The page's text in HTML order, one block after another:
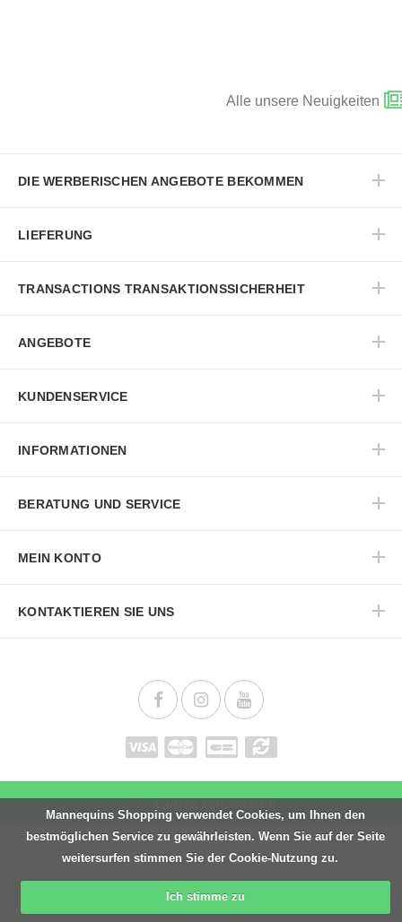
Mannequins Shopping verwendet Cookies, um Ihnen den
bestmöglichen Service zu gewährleisten. Wenn Sie auf der Seite
weitersurfen stimmen Sie der Cookie-Nutzung zu.
Ich stimme zu
Alle unsere Neuigkeiten
DIE WERBERISCHEN ANGEBOTE BEKOMMEN
LIEFERUNG
TRANSACTIONS TRANSAKTIONSSICHERHEIT
ANGEBOTE
KUNDENSERVICE
INFORMATIONEN
BERATUNG UND SERVICE
MEIN KONTO
KONTAKTIEREN SIE UNS